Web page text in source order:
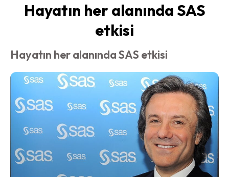
Hayatın her alanında SAS
etkisi
Hayatın her alanında SAS etkisi